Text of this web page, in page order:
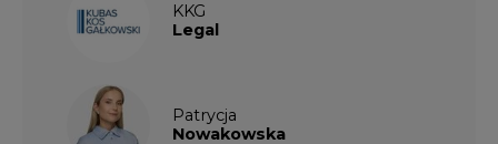
KKG
Legal
Patrycja
Nowakowska